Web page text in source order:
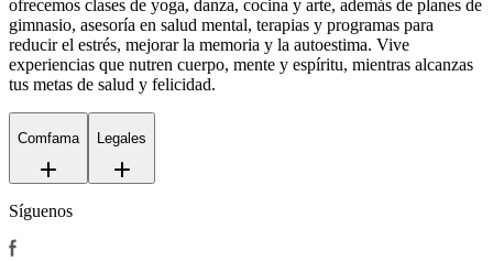
ofrecemos clases de yoga, danza, cocina y arte, además de planes de
gimnasio, asesoría en salud mental, terapias y programas para
reducir el estrés, mejorar la memoria y la autoestima. Vive
experiencias que nutren cuerpo, mente y espíritu, mientras alcanzas
tus metas de salud y felicidad.
Comfama Legales
Síguenos